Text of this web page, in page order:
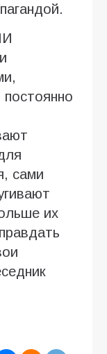
сами
их